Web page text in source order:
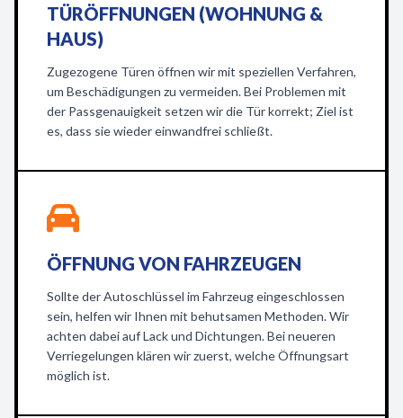
TÜRÖFFNUNGEN (WOHNUNG &
HAUS)
Zugezogene Türen öffnen wir mit speziellen Verfahren,
um Beschädigungen zu vermeiden. Bei Problemen mit
der Passgenauigkeit setzen wir die Tür korrekt; Ziel ist
es, dass sie wieder einwandfrei schließt.
ÖFFNUNG VON FAHRZEUGEN
Sollte der Autoschlüssel im Fahrzeug eingeschlossen
sein, helfen wir Ihnen mit behutsamen Methoden. Wir
achten dabei auf Lack und Dichtungen. Bei neueren
Verriegelungen klären wir zuerst, welche Öffnungsart
möglich ist.